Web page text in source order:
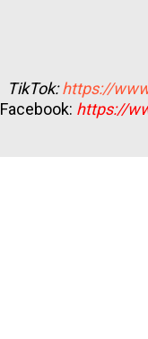
TikTok:https://
Facebook: https://